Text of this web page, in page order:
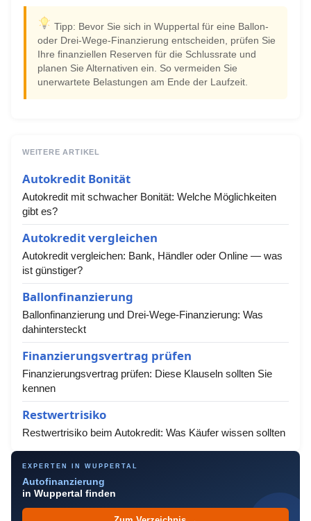
Tipp: Bevor Sie sich in Wuppertal für eine Ballon-
oder Drei-Wege-Finanzierung entscheiden, prüfen Sie
Ihre finanziellen Reserven für die Schlussrate und
planen Sie Alternativen ein. So vermeiden Sie
unerwartete Belastungen am Ende der Laufzeit.
WEITERE ARTIKEL
Autokredit Bonität
Autokredit mit schwacher Bonität: Welche Möglichkeiten
gibt es?
Autokredit vergleichen
Autokredit vergleichen: Bank, Händler oder Online — was
ist günstiger?
Ballonfinanzierung
Ballonfinanzierung und Drei-Wege-Finanzierung: Was
dahintersteckt
Finanzierungsvertrag prüfen
Finanzierungsvertrag prüfen: Diese Klauseln sollten Sie
kennen
Restwertrisiko
Restwertrisiko beim Autokredit: Was Käufer wissen sollten
EXPERTEN IN WUPPERTAL
Autofinanzierung
in Wuppertal finden